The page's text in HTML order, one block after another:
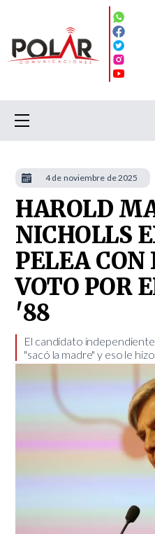
HAROLD
NICHOLLS
PELEA CON
VOTO POR
'88
​El candidato
"sacó la madre" y eso le
4 de noviembre de 2025